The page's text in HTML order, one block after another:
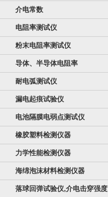
介电常数
电阻率测试仪
粉末电阻率测试仪
导体、半导体电阻率
耐电弧测试仪
漏电起痕试验仪
电池隔膜电弱点测试仪
橡胶塑料检测仪器
力学性能检测仪器
海绵泡沫材料检测仪器
落球回弹试验仪,介电击穿强度